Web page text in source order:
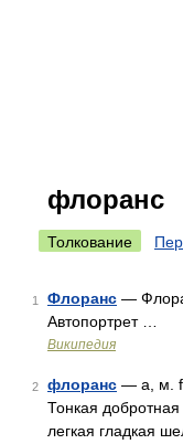
флоранс
Толкование
1 Флоранс —
Автопортрет …
Википедия
2 флоранс — а, м.
Тонкая
легкая гладкая